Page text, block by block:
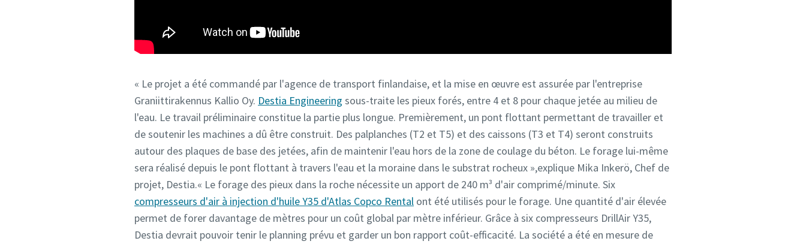
« Le projet a été commandé par l'agence de transport finlandaise, et la mise en œuvre est assurée par l'entreprise
Graniittirakennus Kallio Oy. Destia Engineering sous-traite les pieux forés, entre 4 et 8 pour chaque jetée au milieu de
l'eau. Le travail préliminaire constitue la partie plus longue. Premièrement, un pont flottant permettant de travailler et
de soutenir les machines a dû être construit. Des palplanches (T2 et T5) et des caissons (T3 et T4) seront construits
autour des plaques de base des jetées, afin de maintenir l'eau hors de la zone de coulage du béton. Le forage lui-même
sera réalisé depuis le pont flottant à travers l'eau et la moraine dans le substrat rocheux »,explique Mika Inkerö, Chef de
projet, Destia.« Le forage des pieux dans la roche nécessite un apport de 240 m³ d'air comprimé/minute. Six
compresseurs d'air à injection d'huile Y35 d'Atlas Copco Rental ont été utilisés pour le forage. Une quantité d'air élevée
permet de forer davantage de mètres pour un coût global par mètre inférieur. Grâce à six compresseurs DrillAir Y35,
Destia devrait pouvoir tenir le planning prévu et garder un bon rapport coût-efficacité. La société a été en mesure de